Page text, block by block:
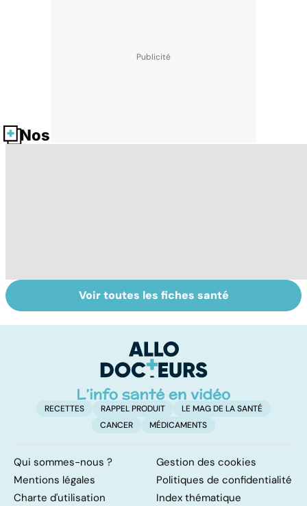
Nos fiches santé
Tout savoir sur
les infections
Inflammation des
amygdales : que
d'angine ?
Voir toutes les fiches santé
RECETTES RAPPEL PRODUIT
LE MAG DE LA SANTÉ
CANCER
MÉDICAMENTS
Qui sommes-nous ?
Gestion des cookies
Mentions légales
Politiques de confidentialité
Charte d'utilisation
Index thématique